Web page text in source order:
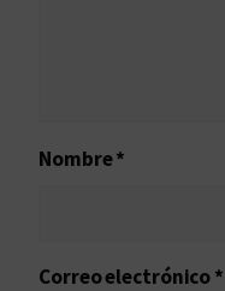
Nombre*
Correo electrónico*